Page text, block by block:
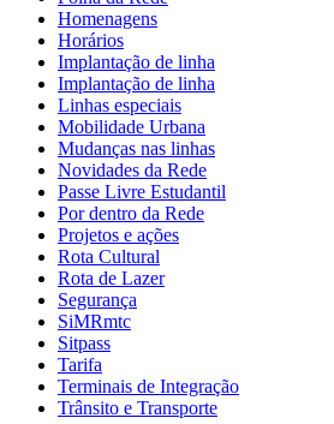
Homenagens
Horários
Implantação de linha
Implantação de linha
Linhas especiais
Mobilidade Urbana
Mudanças nas linhas
Novidades da Rede
Passe Livre Estudantil
Por dentro da Rede
Projetos e ações
Rota Cultural
Rota de Lazer
Segurança
SiMRmtc
Sitpass
Tarifa
Terminais de Integração
Trânsito e Transporte